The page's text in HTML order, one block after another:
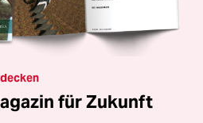
für Zukunft